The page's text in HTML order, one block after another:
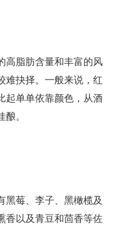
高脂肪含量和丰富的风
难抉择。一般来说，红
起单单依靠颜色，从酒
。
黑莓、李子、黑橄榄及
香以及青豆和茴香等佐